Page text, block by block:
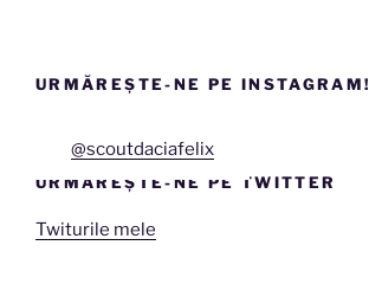
URMĂREȘTE-NE PE INSTAGRAM!
@scoutdaciafelix
URMĂREȘTE-NE PE TWITTER
Twiturile mele